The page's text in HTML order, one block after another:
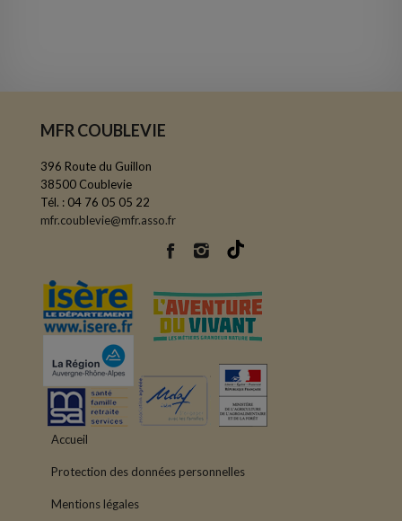
MFR COUBLEVIE
396 Route du Guillon
38500 Coublevie
Tél. : 04 76 05 05 22
mfr.coublevie@mfr.asso.fr
Accueil
Protection des données personnelles
Mentions légales